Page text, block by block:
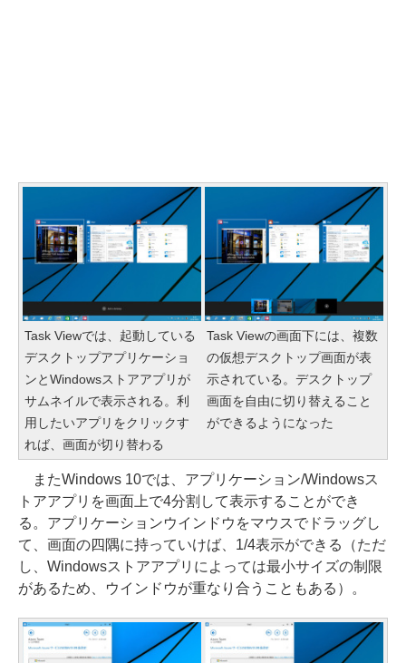
Task Viewでは、起動している
デスクトップアプリケーショ
ンとWindowsストアアプリが
サムネイルで表示される。利
用したいアプリをクリックす
れば、画面が切り替わる
Task Viewの画面下には、複数
の仮想デスクトップ画面が表
示されている。デスクトップ
画面を自由に切り替えること
ができるようになった
またWindows 10では、アプリケーション/Windowsス
トアアプリを画面上で4分割して表示することができ
る。アプリケーションウインドウをマウスでドラッグし
て、画面の四隅に持っていけば、1/4表示ができる（ただ
し、Windowsストアアプリによっては最小サイズの制限
があるため、ウインドウが重なり合うこともある）。